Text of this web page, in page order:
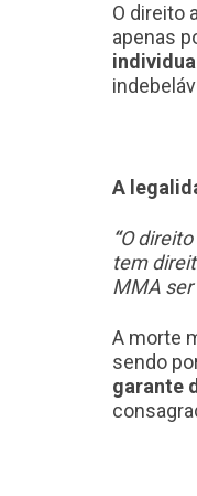
O direito
apenas
individual
A
“O
tem
MMA ser
A morte
sendo
garante